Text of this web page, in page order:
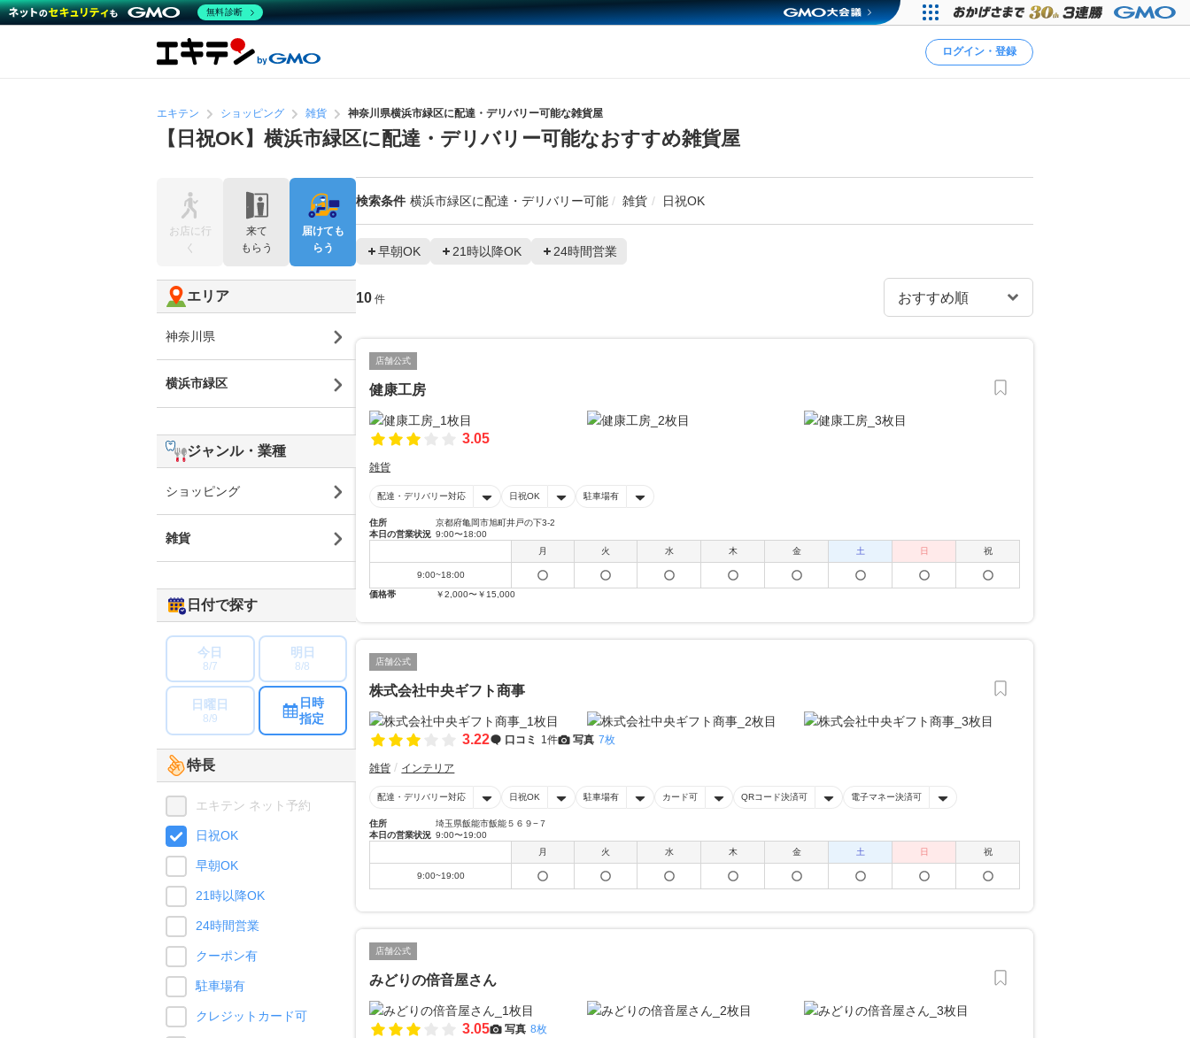
ログイン・登録
エキテン ショッピング 雑貨 神奈川県横浜市緑区に配達・デリバリー可能な雑貨屋
【日祝OK】横浜市緑区に配達・デリバリー可能なおすすめ雑貨屋
検索条件 横浜市緑区に配達・デリバリー可能 雑貨 日祝OK
早朝OK 21時以降OK 24時間営業
10 件
店舗公式
健康工房
3.05
雑貨
配達・デリバリー対応 日祝OK 駐車場有
住所
京都府亀岡市旭町井戸の下3-2
本日の営業状況 9:00〜18:00
月
火 水 木 金 土 日 祝
9:00~18:00
価格帯
￥2,000〜￥15,000
店舗公式
株式会社中央ギフト商事
3.22 口コミ 1件 写真 7枚
雑貨 インテリア
配達・デリバリー対応 日祝OK 駐車場有 カード可 QRコード決済可 電子マネー決済可
住所
埼玉県飯能市飯能５６９−７
本日の営業状況 9:00〜19:00
月
火 水 木 金 土 日 祝
9:00~19:00
店舗公式
みどりの倍音屋さん
3.05 写真 8枚
お店に行
く
来て
もらう
届けても
らう
エリア
神奈川県
横浜市緑区
ジャンル・業種
ショッピング
雑貨
日付で探す
今日
8/7
明日
8/8
日曜日
8/9
日時
指定
特長
エキテン ネット予約
日祝OK
早朝OK
21時以降OK
24時間営業
クーポン有
駐車場有
クレジットカード可
無料診断